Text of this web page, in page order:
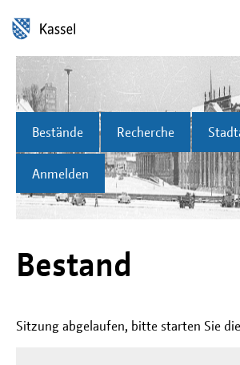
Bestände Recherche
Anmelden
Bestand
Sitzung abgelaufen, bitte starten Sie